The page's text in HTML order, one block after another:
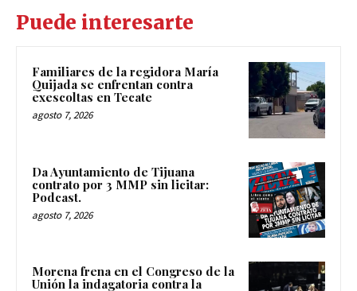
Puede interesarte
Familiares de la regidora María
Quijada se enfrentan contra
exescoltas en Tecate
agosto 7, 2026
Da Ayuntamiento de Tijuana
contrato por 3 MMP sin licitar:
Podcast.
agosto 7, 2026
Morena frena en el Congreso de la
Unión la indagatoria contra la